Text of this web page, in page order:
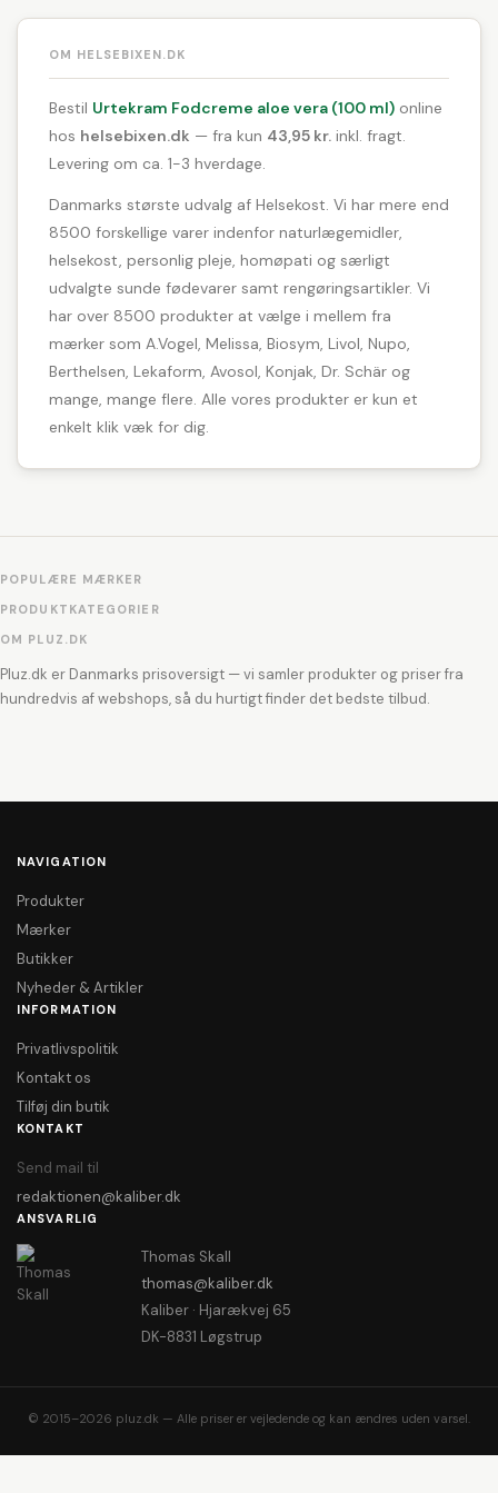
OM HELSEBIXEN.DK
Bestil Urtekram Fodcreme aloe vera (100 ml) online
hos helsebixen.dk — fra kun 43,95 kr. inkl. fragt.
Levering om ca. 1-3 hverdage.
Danmarks største udvalg af Helsekost. Vi har mere end
8500 forskellige varer indenfor naturlægemidler,
helsekost, personlig pleje, homøpati og særligt
udvalgte sunde fødevarer samt rengøringsartikler. Vi
har over 8500 produkter at vælge i mellem fra
mærker som A.Vogel, Melissa, Biosym, Livol, Nupo,
Berthelsen, Lekaform, Avosol, Konjak, Dr. Schär og
mange, mange flere. Alle vores produkter er kun et
enkelt klik væk for dig.
POPULÆRE MÆRKER
PRODUKTKATEGORIER
OM PLUZ.DK
Pluz.dk er Danmarks prisoversigt — vi samler produkter og priser fra
hundredvis af webshops, så du hurtigt finder det bedste tilbud.
NAVIGATION
Produkter
Mærker
Butikker
Nyheder & Artikler
INFORMATION
Privatlivspolitik
Kontakt os
Tilføj din butik
KONTAKT
Send mail til
redaktionen@kaliber.dk
ANSVARLIG
Thomas Skall
thomas@kaliber.dk
Kaliber · Hjarækvej 65
DK-8831 Løgstrup
© 2015–2026 pluz.dk — Alle priser er vejledende og kan ændres uden varsel.